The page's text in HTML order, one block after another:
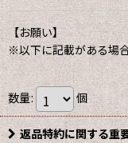
【お願い】
※以下に記載がある場
数量: 個
返品特約に関する重